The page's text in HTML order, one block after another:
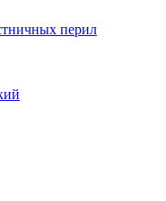
перил